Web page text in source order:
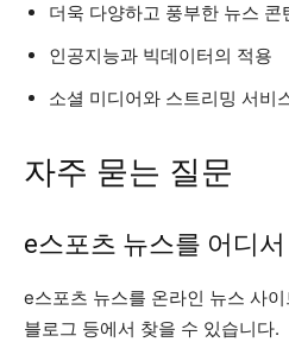
더욱 다양하고 풍부한 뉴스 콘
인공지능과 빅데이터의 적용
소셜 미디어와 스트리밍 서비
자주 묻는 질문
e스포츠 뉴스를 어디
e스포츠 뉴스를 온라인 뉴스 사
블로그 등에서 찾을 수 있습니다.